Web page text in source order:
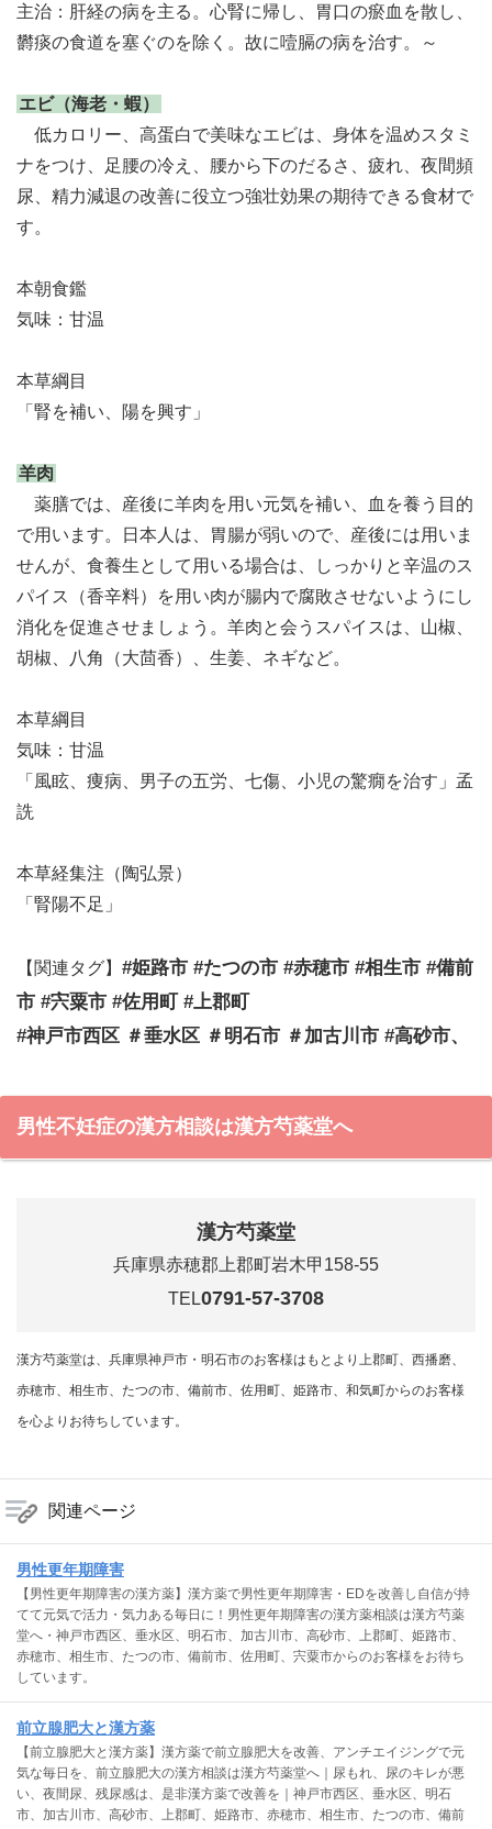
主治：肝経の病を主る。心腎に帰し、胃口の瘀血を散し、
欝痰の食道を塞ぐのを除く。故に噎膈の病を治す。～
エビ（海老・蝦）
低カロリー、高蛋白で美味なエビは、身体を温めスタミ
ナをつけ、足腰の冷え、腰から下のだるさ、疲れ、夜間頻
尿、精力減退の改善に役立つ強壮効果の期待できる食材で
す。
本朝食鑑
気味：甘温
本草綱目
「腎を補い、陽を興す」
羊肉
薬膳では、産後に羊肉を用い元気を補い、血を養う目的
で用います。日本人は、胃腸が弱いので、産後には用いま
せんが、食養生として用いる場合は、しっかりと辛温のス
パイス（香辛料）を用い肉が腸内で腐敗させないようにし
消化を促進させましょう。羊肉と会うスパイスは、山椒、
胡椒、八角（大茴香）、生姜、ネギなど。
本草綱目
気味：甘温
「風眩、痩病、男子の五労、七傷、小児の驚癇を治す」孟
詵
本草経集注（陶弘景）
「腎陽不足」
【関連タグ】 #姫路市 #たつの市 #赤穂市 #相生市 #備前
市 #宍粟市 #佐用町 #上郡町
#神戸市西区 ＃垂水区 ＃明石市 ＃加古川市 #高砂市、
男性不妊症の漢方相談は漢方芍薬堂へ
漢方芍薬堂
兵庫県赤穂郡上郡町岩木甲158-55
TEL0791-57-3708
漢方芍薬堂は、兵庫県神戸市・明石市のお客様はもとより上郡町、西播磨、
赤穂市、相生市、たつの市、備前市、佐用町、姫路市、和気町からのお客様
を心よりお待ちしています。
関連ページ
男性更年期障害
【男性更年期障害の漢方薬】漢方薬で男性更年期障害・EDを改善し自信が持
てて元気で活力・気力ある毎日に！男性更年期障害の漢方薬相談は漢方芍薬
堂へ・神戸市西区、垂水区、明石市、加古川市、高砂市、上郡町、姫路市、
赤穂市、相生市、たつの市、備前市、佐用町、宍粟市からのお客様をお待ち
しています。
前立腺肥大と漢方薬
【前立腺肥大と漢方薬】漢方薬で前立腺肥大を改善、アンチエイジングで元
気な毎日を、前立腺肥大の漢方相談は漢方芍薬堂へ｜尿もれ、尿のキレが悪
い、夜間尿、残尿感は、是非漢方薬で改善を｜神戸市西区、垂水区、明石
市、加古川市、高砂市、上郡町、姫路市、赤穂市、相生市、たつの市、備前